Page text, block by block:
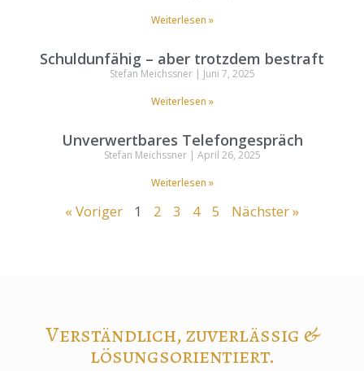
Weiterlesen »
Schuldunfähig – aber trotzdem bestraft
Stefan Meichssner
Juni 7, 2025
Weiterlesen »
Unverwertbares Telefongespräch
Stefan Meichssner
April 26, 2025
Weiterlesen »
« Voriger 1 2 3 4 5 Nächster »
Verständlich, zuverlässig &
lösungsorientiert.